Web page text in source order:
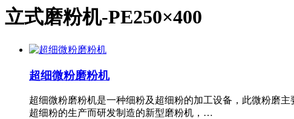
立式磨粉机-PE250×400
超细微粉磨粉机
超细微粉磨粉机是一种细粉及超细粉的加工设备，此微粉磨
超细粉的生产而研发制造的新型磨粉机，…